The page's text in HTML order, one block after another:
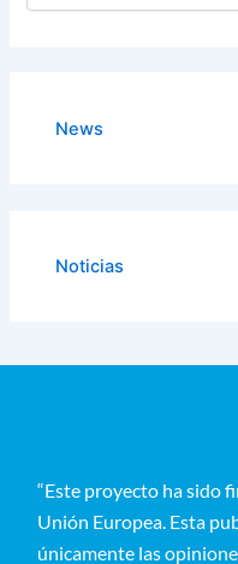
News
Noticias
“Este proyecto ha sido
Unión Europea. Esta
únicamente las